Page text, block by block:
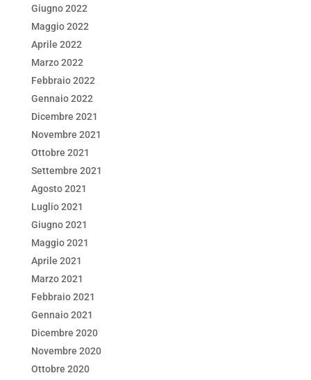
Giugno 2022
Maggio 2022
Aprile 2022
Marzo 2022
Febbraio 2022
Gennaio 2022
Dicembre 2021
Novembre 2021
Ottobre 2021
Settembre 2021
Agosto 2021
Luglio 2021
Giugno 2021
Maggio 2021
Aprile 2021
Marzo 2021
Febbraio 2021
Gennaio 2021
Dicembre 2020
Novembre 2020
Ottobre 2020